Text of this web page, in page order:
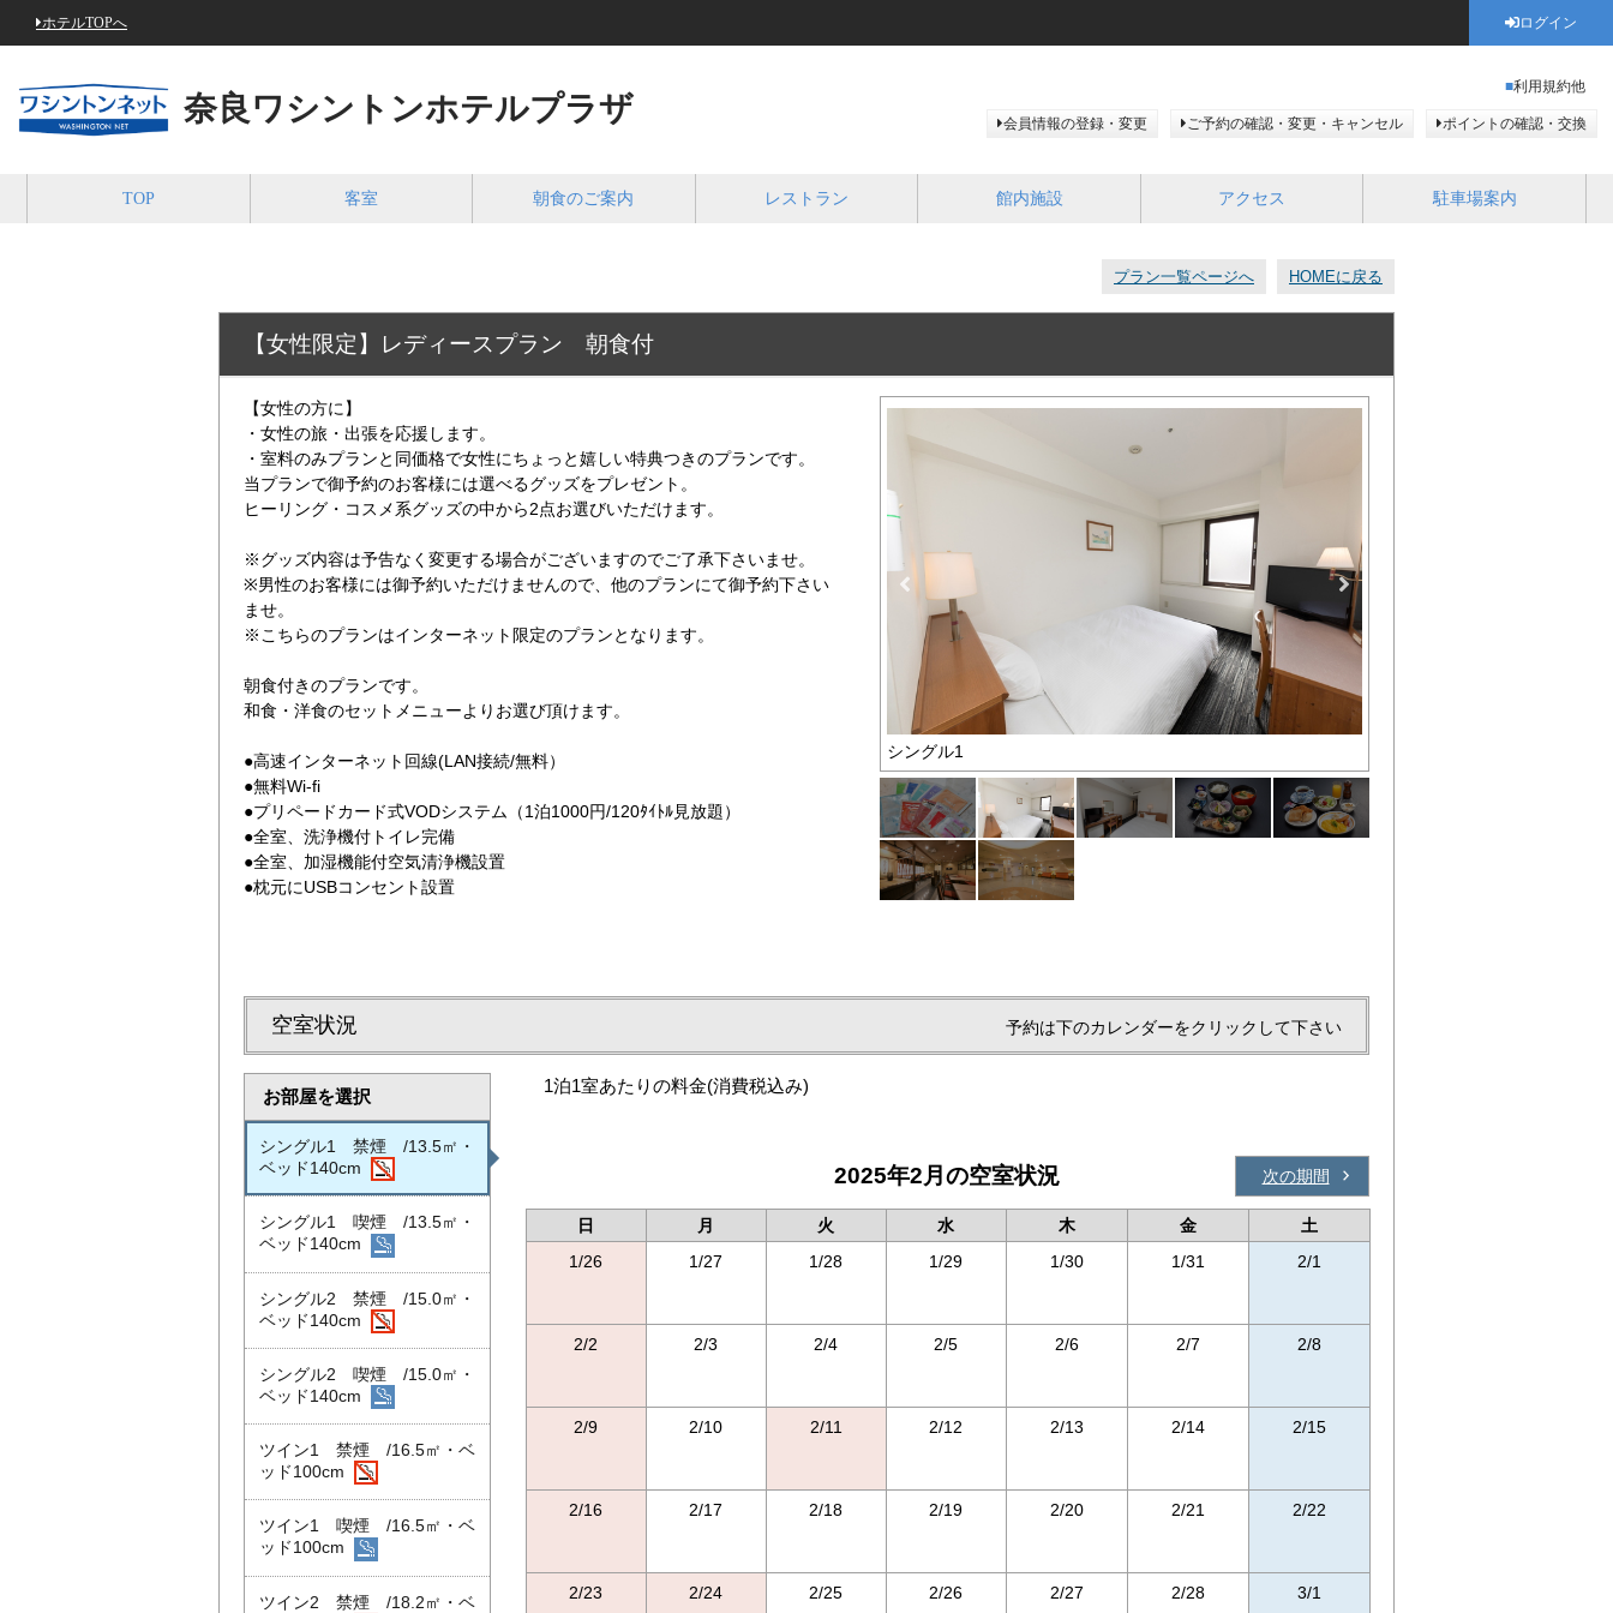
ホテルTOPへ ログイン
奈良ワシントンホテルプラザ
利用規約他
会員情報の登録・変更 ご予約の確認・変更・キャンセル ポイントの確認・交換
TOP 客室 朝食のご案内 レストラン 館内施設 アクセス 駐車場案内
プラン一覧ページへ HOMEに戻る
【女性限定】レディースプラン 朝食付
【女性の方に】
・女性の旅・出張を応援します。
・室料のみプランと同価格で女性にちょっと嬉しい特典つきのプランです。
当プランで御予約のお客様には選べるグッズをプレゼント。
ヒーリング・コスメ系グッズの中から2点お選びいただけます。
※グッズ内容は予告なく変更する場合がございますのでご了承下さいませ。
※男性のお客様には御予約いただけませんので、他のプランにて御予約下さい
ませ。
※こちらのプランはインターネット限定のプランとなります。
朝食付きのプランです。
和食・洋食のセットメニューよりお選び頂けます。
●高速インターネット回線(LAN接続/無料）
●無料Wi-fi
●プリペードカード式VODシステム（1泊1000円/120ﾀｲﾄﾙ見放題）
●全室、洗浄機付トイレ完備
●全室、加湿機能付空気清浄機設置
●枕元にUSBコンセント設置
レディースプラン イメージ シングル1
空室状況 予約は下のカレンダーをクリックして下さい
お部屋を選択
シングル1 禁煙 /13.5㎡・
ベッド140cm
シングル1 喫煙 /13.5㎡・
ベッド140cm
シングル2 禁煙 /15.0㎡・
ベッド140cm
シングル2 喫煙 /15.0㎡・
ベッド140cm
ツイン1 禁煙 /16.5㎡・ベ
ッド100cm
ツイン1 喫煙 /16.5㎡・ベ
ッド100cm
ツイン2 禁煙 /18.2㎡・ベ
1泊1室あたりの料金(消費税込み)
2025年2月の空室状況 次の期間
日 月 火 水 木 金
土
1/26
1/27 1/28 1/29 1/30 1/31 2/1
2/2 2/3 2/4 2/5 2/6 2/7 2/8
2/9 2/10 2/11 2/12 2/13 2/14 2/15
2/16 2/17 2/18 2/19 2/20 2/21 2/22
2/23 2/24 2/25 2/26 2/27 2/28 3/1